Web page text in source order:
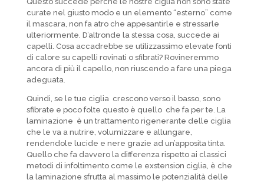
curate nel giusto modo e un elemento “esterno” come
il mascara, non fa atro che appesantirle e stressarle
ulteriormente. D’altronde la stessa cosa, succede ai
capelli. Cosa accadrebbe se utilizzassimo elevate fonti
di calore su capelli rovinati o sfibrati? Rovineremmo
ancora di più il capello, non riuscendo a fare una piega
adeguata.
Quindi, se le tue ciglia crescono verso il basso, sono
sfibrate e poco folte questo è quello che fa per te. La
laminazione è un trattamento rigenerante delle ciglia
che le va a nutrire, volumizzare e allungare,
rendendole lucide e nere grazie ad un’apposita tinta.
Quello che fa davvero la differenza rispetto ai classici
metodi di infoltimento come le exstension ciglia, è che
la laminazione sfrutta al massimo le potenzialità delle